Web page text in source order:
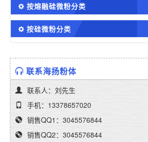
按熔融硅微粉分类
按硅微粉分类
联系海扬粉体
联系人：刘先生
手机：13378657020
销售QQ1：3045576844
销售QQ2：3045576844